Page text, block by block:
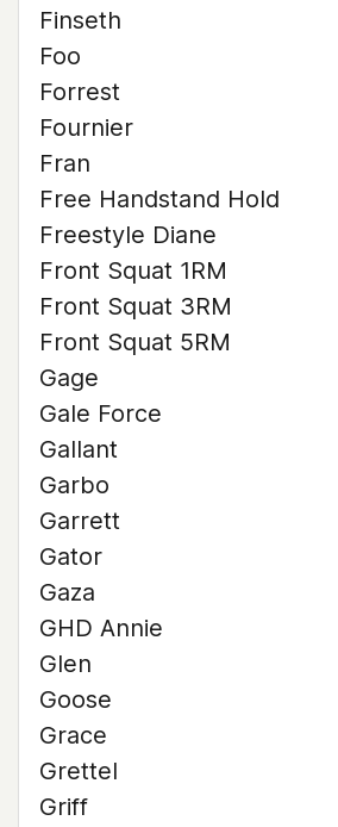
Finseth
Foo
Forrest
Fournier
Fran
Free Handstand Hold
Freestyle Diane
Front Squat 1RM
Front Squat 3RM
Front Squat 5RM
Gage
Gale Force
Gallant
Garbo
Garrett
Gator
Gaza
GHD Annie
Glen
Goose
Grace
Grettel
Griff